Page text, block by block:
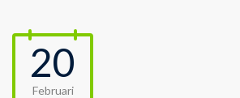
20
Februari